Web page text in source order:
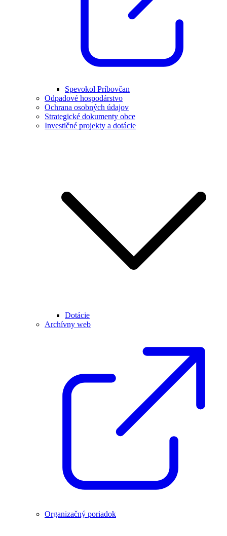
Spevokol Príbovčan
Odpadové hospodárstvo
Ochrana osobných údajov
Strategické dokumenty obce
Investičné projekty a dotácie
Dotácie
Archívny web
Organizačný poriadok